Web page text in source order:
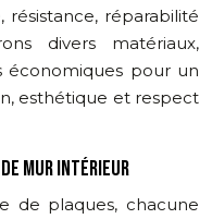
réparabilité
divers matériaux,
économiques pour un
esthétique et respect
MUR INTÉRIEUR
de plaques, chacune